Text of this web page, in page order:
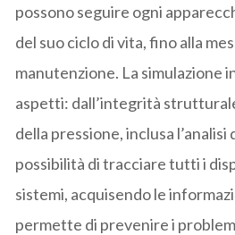
possono seguire ogni
del suo ciclo di vita, fino alla
manutenzione. La simulazione
aspetti: dall’integrità
della pressione, inclusa l’analisi
possibilità di tracciare tutti i
sistemi, acquisendo le
permette di prevenire i